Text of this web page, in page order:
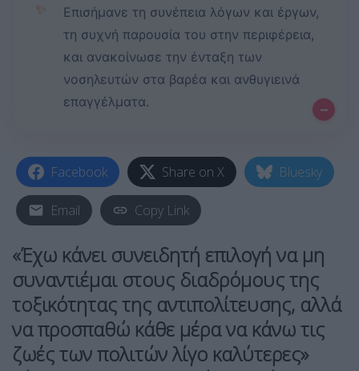
✨
Επισήμανε τη συνέπεια λόγων και έργων,
τη συχνή παρουσία του στην περιφέρεια,
και ανακοίνωσε την ένταξη των
νοσηλευτών στα βαρέα και ανθυγιεινά
επαγγέλματα.
–
Facebook Share on X Bluesky
Email Copy Link
«Έχω κάνει συνειδητή επιλογή να μη
συναντιέμαι στους διαδρόμους της
τοξικότητας της αντιπολίτευσης, αλλά
να προσπαθώ κάθε μέρα να κάνω τις
ζωές των πολιτών λίγο καλύτερες»